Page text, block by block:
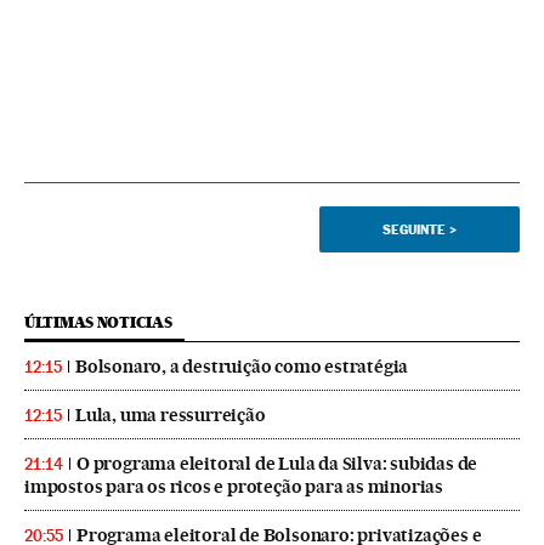
SEGUINTE >
ÚLTIMAS NOTICIAS
12:15 Bolsonaro, a destruição como estratégia
12:15 Lula, uma ressurreição
21:14
O programa eleitoral de Lula da Silva: subidas de
impostos para os ricos e proteção para as minorias
20:55
Programa eleitoral de Bolsonaro: privatizações e